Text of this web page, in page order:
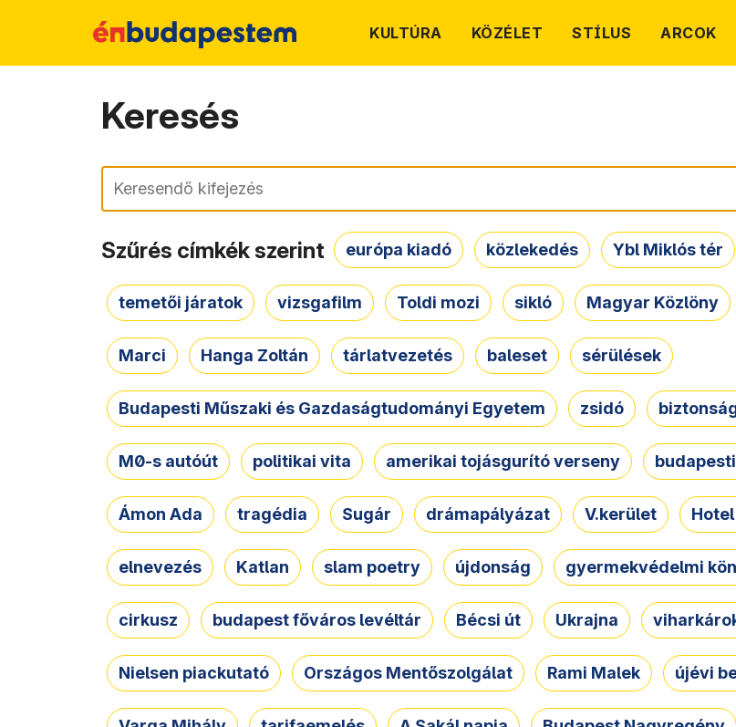
KULTÚRA KÖZÉLET STÍLUS ARCOK
Keresés
Keresés
Szűrés címkék szerint európa kiadó közlekedés Ybl Miklós tér
temetői járatok vizsgafilm Toldi mozi sikló Magyar Közlöny
Marci Hanga Zoltán tárlatvezetés baleset sérülések
Budapesti Műszaki és Gazdaságtudományi Egyetem zsidó
M0-s autóút politikai vita amerikai tojásgurító verseny
Ámon Ada tragédia Sugár drámapályázat V.kerület
elnevezés Katlan slam poetry újdonság gyermekvédelmi
cirkusz budapest főváros levéltár Bécsi út Ukrajna
Nielsen piackutató Országos Mentőszolgálat Rami Malek újévi